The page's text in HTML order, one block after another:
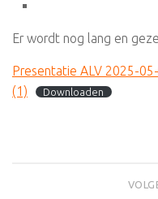
Er wordt nog lang en
Presentatie ALV 2025-
(1)
Downloaden